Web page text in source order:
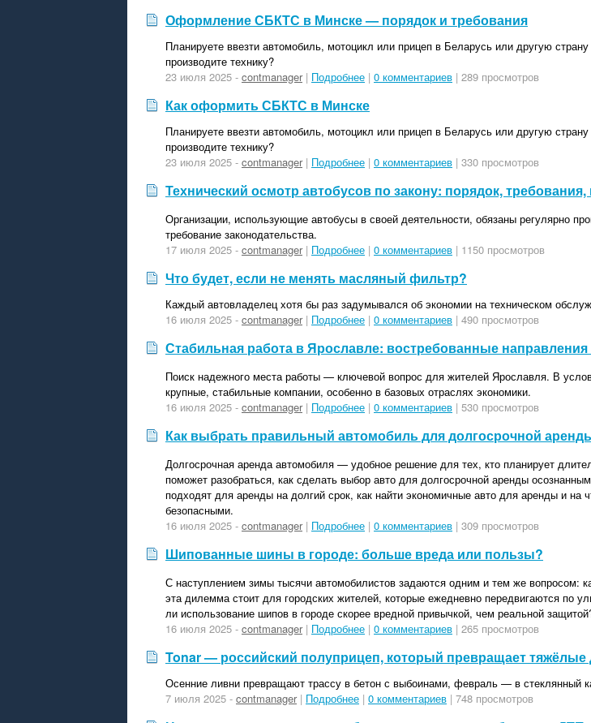
Оформление СБКТС в Минске — порядок и требования
Планируете ввезти автомобиль, мотоцикл или прицеп в Беларусь или другую
производите технику?
23 июля 2025 - contmanager| Подробнее | 0 комментариев | 289 просмотров
Как оформить СБКТС в Минске
Планируете ввезти автомобиль, мотоцикл или прицеп в Беларусь или другую
производите технику?
23 июля 2025 - contmanager| Подробнее | 0 комментариев | 330 просмотров
Технический осмотр автобусов по закону: порядок,
Организации, использующие автобусы в своей деятельности, обязаны регулярно
требование законодательства.
17 июля 2025 - contmanager| Подробнее | 0 комментариев | 1150 просмотров
Что будет, если не менять масляный фильтр?
Каждый автовладелец хотя бы раз задумывался об экономии на техническом
16 июля 2025 - contmanager| Подробнее | 0 комментариев | 490 просмотров
Стабильная работа в Ярославле: востребованные
Поиск надежного места работы — ключевой вопрос для жителей Ярославля. В
крупные, стабильные компании, особенно в базовых отраслях экономики.
16 июля 2025 - contmanager| Подробнее | 0 комментариев | 530 просмотров
Как выбрать правильный автомобиль для долгосрочной
Долгосрочная аренда автомобиля — удобное решение для тех, кто планирует
поможет разобраться, как сделать выбор авто для долгосрочной аренды
подходят для аренды на долгий срок, как найти экономичные авто для аренды и
безопасными.
16 июля 2025 - contmanager| Подробнее | 0 комментариев | 309 просмотров
Шипованные шины в городе: больше вреда или пользы?
С наступлением зимы тысячи автомобилистов задаются одним и тем же
эта дилемма стоит для городских жителей, которые ежедневно передвигаются по
ли использование шипов в городе скорее вредной привычкой, чем реальной
16 июля 2025 - contmanager| Подробнее | 0 комментариев | 265 просмотров
Tonar — российский полуприцеп, который превращает тяжёлые
Осенние ливни превращают трассу в бетон с выбоинами, февраль — в стеклянный
7 июля 2025 - contmanager| Подробнее | 0 комментариев | 748 просмотров